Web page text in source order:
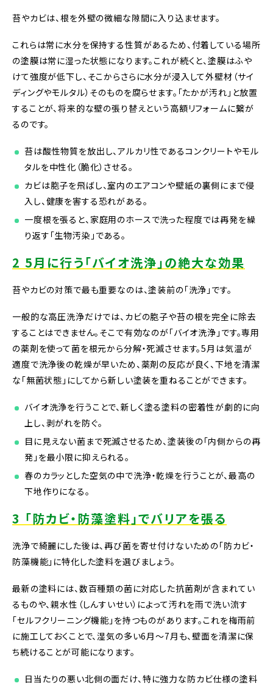
苔やカビは、根を外壁の微細な隙間に入り込ませます。
これらは常に水分を保持する性質があるため、付着している場所
の塗膜は常に湿った状態になります。これが続くと、塗膜はふや
けて強度が低下し、そこからさらに水分が浸入して外壁材（サイ
ディングやモルタル）そのものを腐らせます。「たかが汚れ」と放置
することが、将来的な壁の張り替えという高額リフォームに繋が
るのです。
苔は酸性物質を放出し、アルカリ性であるコンクリートやモル
タルを中性化（脆化）させる。
カビは胞子を飛ばし、室内のエアコンや壁紙の裏側にまで侵
入し、健康を害する恐れがある。
一度根を張ると、家庭用のホースで洗った程度では再発を繰
り返す「生物汚染」である。
2 5月に行う「バイオ洗浄」の絶大な効果
苔やカビの対策で最も重要なのは、塗装前の「洗浄」です。
一般的な高圧洗浄だけでは、カビの胞子や苔の根を完全に除去
することはできません。そこで有効なのが「バイオ洗浄」です。専用
の薬剤を使って菌を根元から分解・死滅させます。5月は気温が
適度で洗浄後の乾燥が早いため、薬剤の反応が良く、下地を清潔
な「無菌状態」にしてから新しい塗装を重ねることができます。
バイオ洗浄を行うことで、新しく塗る塗料の密着性が劇的に向
上し、剥がれを防ぐ。
目に見えない菌まで死滅させるため、塗装後の「内側からの再
発」を最小限に抑えられる。
春のカラッとした空気の中で洗浄・乾燥を行うことが、最高の
下地作りになる。
3 「防カビ・防藻塗料」でバリアを張る
洗浄で綺麗にした後は、再び菌を寄せ付けないための「防カビ・
防藻機能」に特化した塗料を選びましょう。
最新の塗料には、数百種類の菌に対応した抗菌剤が含まれてい
るものや、親水性（しんすいせい）によって汚れを雨で洗い流す
「セルフクリーニング機能」を持つものがあります。これを梅雨前
に施工しておくことで、湿気の多い6月〜7月も、壁面を清潔に保
ち続けることが可能になります。
日当たりの悪い北側の面だけ、特に強力な防カビ仕様の塗料